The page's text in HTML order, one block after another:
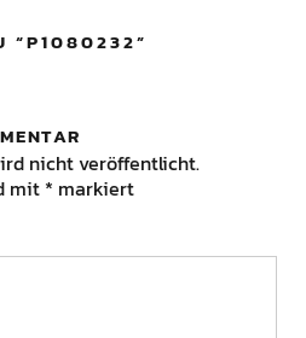
“P1080232”
nicht veröffentlicht.
mit * markiert